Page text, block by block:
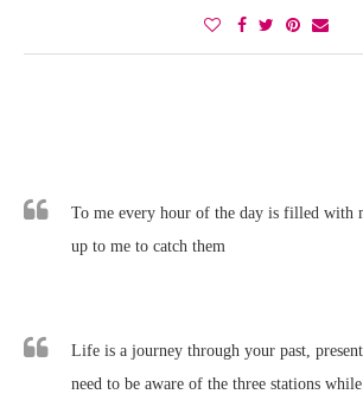
To me every hour of the day is filled with
up to me to catch them
Life is a journey through your past,
need to be aware of the three stations